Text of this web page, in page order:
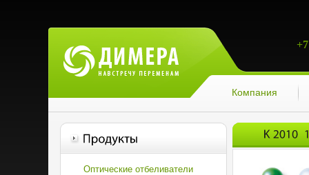
Компания
Оптические отбеливатели